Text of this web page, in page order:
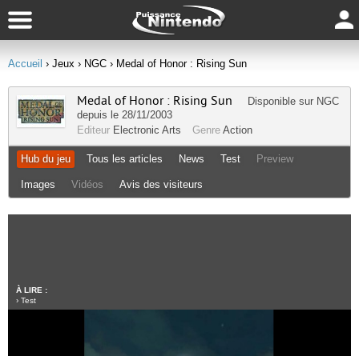
Accueil › Jeux › NGC › Medal of Honor : Rising Sun
Medal of Honor : Rising Sun Disponible sur NGC
depuis le 28/11/2003
Editeur Electronic Arts Genre Action
Hub du jeu Tous les articles News Test Preview
Images Vidéos Avis des visiteurs
À LIRE :
› Test